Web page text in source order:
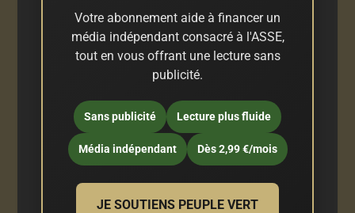
Votre abonnement aide à financer un
média indépendant consacré à l'ASSE,
tout en vous offrant une lecture sans
publicité.
Sans publicité Lecture plus fluide
Média indépendant Dès 2,99 €/mois
JE SOUTIENS PEUPLE VERT